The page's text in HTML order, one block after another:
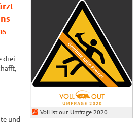
Voll ist out-Umfrage 2020
drei
und